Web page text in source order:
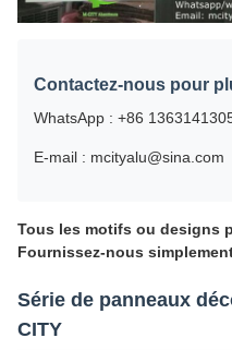
Contactez-nous pour
WhatsApp : +86
E-mail : mcityalu@sina.com
Tous les motifs ou designs
Fournissez-nous
Série de panneaux
CITY